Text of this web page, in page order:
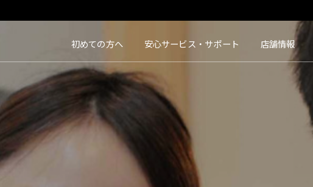
HIROCON｜広小路コンタクト｜【豊橋・浜松・富山】地域会員数No.1コンタクトレンズ専門店
初めての方へ 安心サービス・サポート 店舗情報